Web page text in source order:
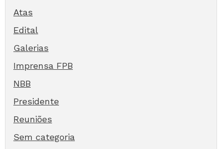
Atas
Edital
Galerias
Imprensa FPB
NBB
Presidente
Reuniões
Sem categoria